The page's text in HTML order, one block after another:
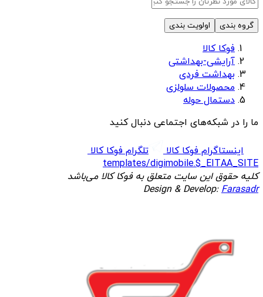
گروه بندی اولویت بندی
فوکا کالا
آرایشی-بهداشتی
بهداشت فردی
محصولات سلولزی
دستمال حوله
ما را در شبکه‌های اجتماعی دنبال کنید
اینستاگرام فوکا کالا
تلگرام فوکا کالا
templates/digimobile.$_EITAA_SITE
کلیه حقوق این سایت متعلق به فوکا کالا می‌باشد
Design & Develop:Farasadr